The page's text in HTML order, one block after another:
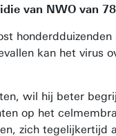
van NWO van
kan het virus
wil hij beter
op het
zich